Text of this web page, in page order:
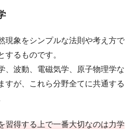
現象をシンプルな法則や考え方で
るものです。
、波動、電磁気学、原子物理学な
すが、これら分野全てに共通する
習得する上で一番大切なのは力学